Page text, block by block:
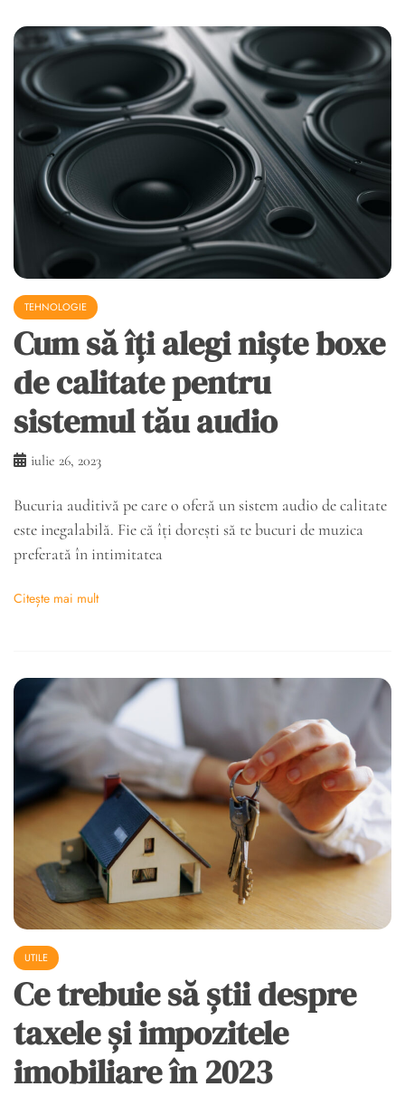
TEHNOLOGIE
Cum să îți alegi niște boxe
de calitate pentru
sistemul tău audio
iulie 26, 2023
Bucuria auditivă pe care o oferă un sistem audio de calitate
este inegalabilă. Fie că îți dorești să te bucuri de muzica
preferată în intimitatea
Citește mai mult
UTILE
Ce trebuie să știi despre
taxele și impozitele
imobiliare în 2023